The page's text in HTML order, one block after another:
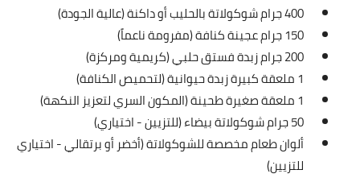
مسابقة المجلة
نصائح وفوائد
نصيحة اليوم
400 جرام شوكولاتة بالحليب أو داكنة (عالية الجودة)
150 جرام عجينة كنافة (مفرومة ناعماً)
200 جرام زبدة فستق حلبي (كريمية ومركزة)
1 ملعقة كبيرة زبدة حيوانية (لتحميص الكنافة)
1 ملعقة صغيرة طحينة (المكون السري لتعزيز النكهة)
50 جرام شوكولاتة بيضاء (للتزيين - اختياري)
ألوان طعام مخصصة للشوكولاتة (أخضر أو برتقالي - اختياري
للتزيين)